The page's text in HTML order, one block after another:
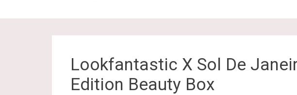
Lookfantastic X Sol De
Edition Beauty Box